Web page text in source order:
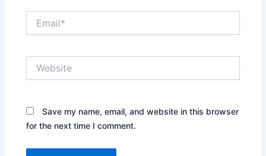
Save my name, email, and website in this browser
for the next time I comment.